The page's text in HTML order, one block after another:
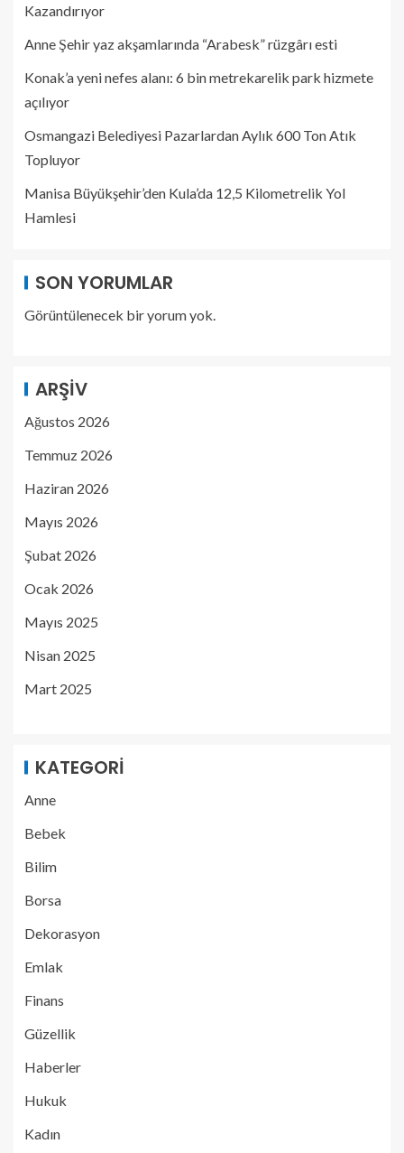
Kazandırıyor
Anne Şehir yaz akşamlarında “Arabesk” rüzgârı esti
Konak’a yeni nefes alanı: 6 bin metrekarelik park hizmete
açılıyor
Osmangazi Belediyesi Pazarlardan Aylık 600 Ton Atık
Topluyor
Manisa Büyükşehir’den Kula’da 12,5 Kilometrelik Yol
Hamlesi
SON YORUMLAR
Görüntülenecek bir yorum yok.
ARŞIV
Ağustos 2026
Temmuz 2026
Haziran 2026
Mayıs 2026
Şubat 2026
Ocak 2026
Mayıs 2025
Nisan 2025
Mart 2025
KATEGORI
Anne
Bebek
Bilim
Borsa
Dekorasyon
Emlak
Finans
Güzellik
Haberler
Hukuk
Kadın